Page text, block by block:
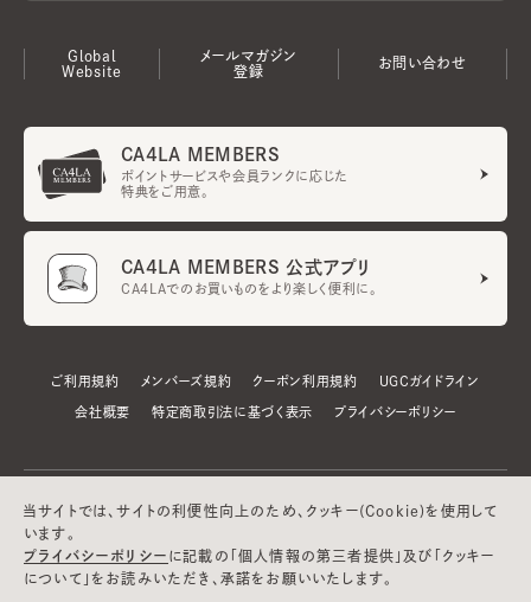
Global
Website
メールマガジン
登録
お問い合わせ
CA4LA MEMBERS
ポイントサービスや会員ランクに応じた
特典をご用意。
CA4LA MEMBERS 公式アプリ
CA4LAでのお買いものをより楽しく便利に。
ご利用規約 メンバーズ規約 クーポン利用規約 UGCガイドライン
会社概要 特定商取引法に基づく表示 プライバシーポリシー
当サイトでは、サイトの利便性向上のため、クッキー(Cookie)を使用して
います。
プライバシーポリシー に記載の「個人情報の第三者提供」及び「クッキー
について」をお読みいただき、承諾をお願いいたします。